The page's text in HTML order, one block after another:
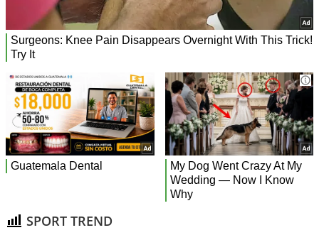
SPORT TREND